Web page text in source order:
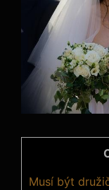
Musí být‍